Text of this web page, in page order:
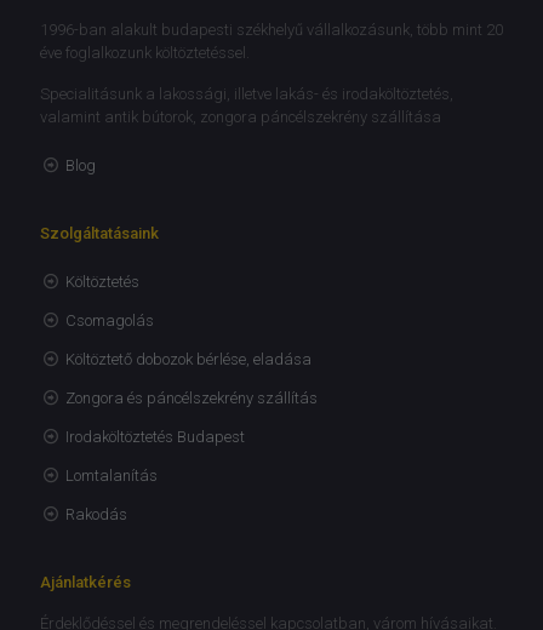
1996-ban alakult budapesti székhelyű vállalkozásunk, több mint 20
éve foglalkozunk költöztetéssel.
Specialitásunk a lakossági, illetve lakás- és irodaköltöztetés,
valamint antik bútorok, zongora páncélszekrény szállítása
Blog
Szolgáltatásaink
Költöztetés
Csomagolás
Költöztető dobozok bérlése, eladása
Zongora és páncélszekrény szállítás
Irodaköltöztetés Budapest
Lomtalanítás
Rakodás
Ajánlatkérés
Érdeklődéssel és megrendeléssel kapcsolatban, várom hívásaikat.